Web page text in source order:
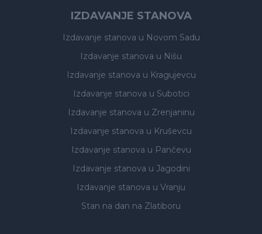
IZDAVANJE STANOVA
Izdavanje stanova u Novom Sadu
Izdavanje stanova u Nišu
Izdavanje stanova u Kragujevcu
Izdavanje stanova u Subotici
Izdavanje stanova u Zrenjaninu
Izdavanje stanova u Kruševcu
Izdavanje stanova u Pančevu
Izdavanje stanova u Jagodini
Izdavanje stanova u Vranju
Stan na dan na Zlatiboru